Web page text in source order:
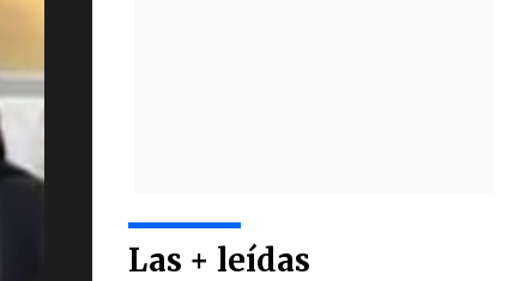
Las + leídas